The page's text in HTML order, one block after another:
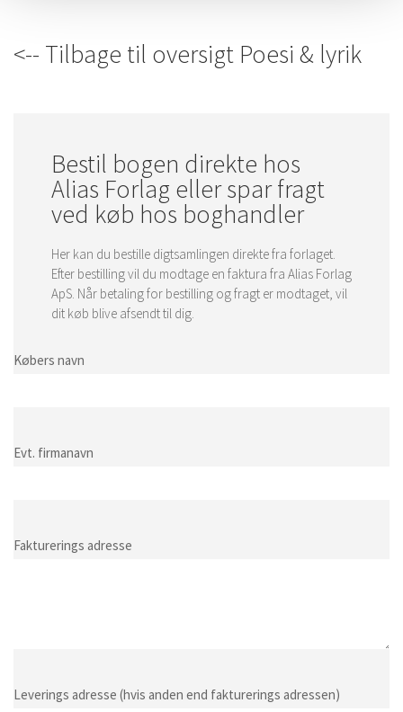
<-- Tilbage til oversigt Poesi & lyrik
Bestil bogen direkte hos
Alias Forlag eller spar fragt
ved køb hos boghandler
Her kan du bestille digtsamlingen direkte fra forlaget.
Efter bestilling vil du modtage en faktura fra Alias Forlag
ApS. Når betaling for bestilling og fragt er modtaget, vil
dit køb blive afsendt til dig.
Købers navn
Evt. firmanavn
Fakturerings adresse
Leverings adresse (hvis anden end fakturerings adressen)